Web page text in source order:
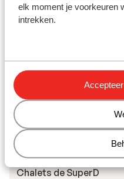
elk moment je voorkeuren
intrekken.Skimateriaal
Andere
du Dévoluy
Les Chalets de l'Ecrin
Hotel L'Ecrin des Neiges
Chalets de SuperD